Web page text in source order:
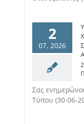
2
07, 2026
Σας
Τύπου (30-06-